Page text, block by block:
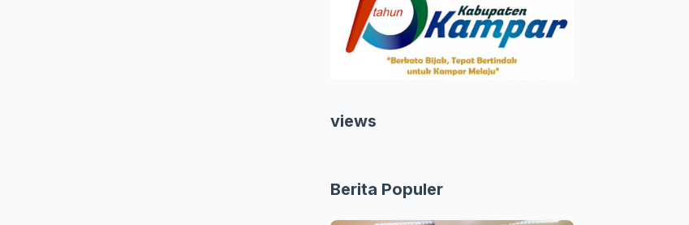
views
Berita Populer